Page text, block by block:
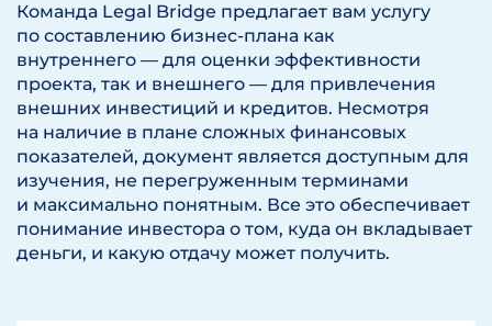
Команда Legal Bridge предлагает вам услугу
по составлению бизнес-плана как
внутреннего — для оценки эффективности
проекта, так и внешнего — для привлечения
внешних инвестиций и кредитов. Несмотря
на наличие в плане сложных финансовых
показателей, документ является доступным для
изучения, не перегруженным терминами
и максимально понятным. Все это обеспечивает
понимание инвестора о том, куда он вкладывает
деньги, и какую отдачу может получить.